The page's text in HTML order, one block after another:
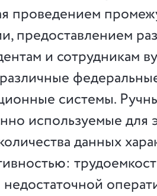
проведением
предоставлением
и сотрудникам
системы.
используемые для
данных